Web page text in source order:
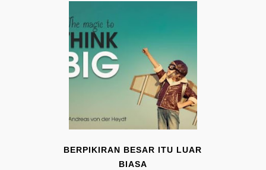
BERPIKIRAN BESAR ITU LUAR
BIASA